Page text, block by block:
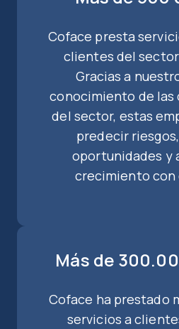
Coface presta
clientes del
Gracias a
conocimiento de las
del sector, estas
predecir
oportunidades y
crecimiento con
Más de
Coface ha prestado
servicios a